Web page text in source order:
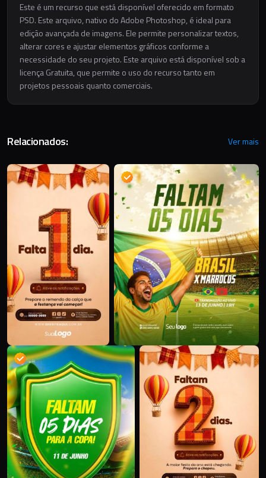
Este é um recurso que está disponível oferecido em formato
PSD. Este arquivo, nativo do Adobe Photoshop, é ideal para
edição avançada de imagens. Ele permite personalizar textos,
alterar cores e ajustar elementos gráficos conforme a
necessidade do seu projeto. Este arquivo está disponível sob a
licença Gratuita, que permite o uso do recurso tanto em
projetos pessoais quanto comerciais.
Relacionados: Ver mais